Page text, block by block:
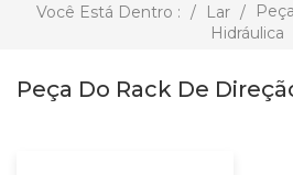
Você Está Dentro : / Lar /
Hidráulica
Peça Do Rack De